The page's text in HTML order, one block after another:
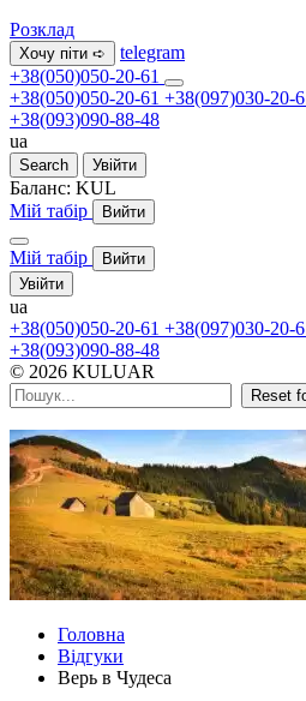
Розклад
Хочу піти ➪
telegram
+38(050)050-20-61
+38(050)050-20-61 +38(097)030-20-
+38(093)090-88-48
ua
Search Увійти
Баланс: KUL
Мій табір
Вийти
Мій табір
Вийти
Увійти
ua
+38(050)050-20-61 +38(097)030-20-
+38(093)090-88-48
© 2026 KULUAR
Reset
Головна
Відгуки
Верь в Чудеса